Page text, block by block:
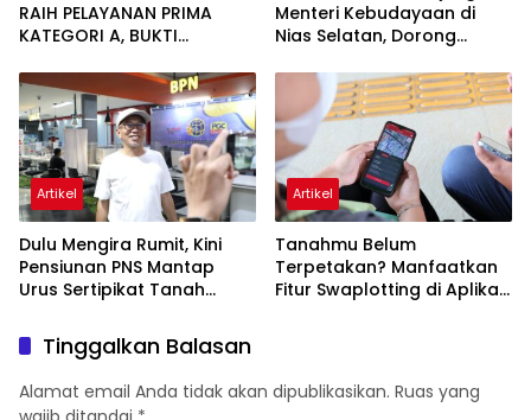
RAIH PELAYANAN PRIMA
KATEGORI A, BUKTI
BIROKRASI POLRI
Menteri Kebudayaan di
Nias Selatan, Dorong
Target UNESCO
Artikel
Dulu Mengira Rumit, Kini
Pensiunan PNS Mantap
Urus Sertipikat Tanah
Artikel
Tanahmu Belum
Terpetakan? Manfaatkan
Fitur Swaplotting di Aplikasi
Tinggalkan Balasan
Alamat email Anda tidak akan dipublikasikan. Ruas yang